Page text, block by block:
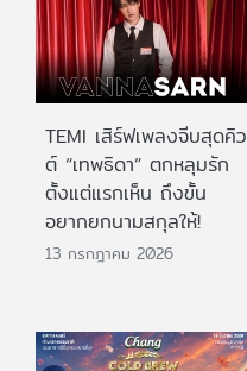
TEMI เสิร์ฟเพลงจีบสุดคิว
ต์ “เทพธิดา” ตกหลุมรัก
ตั้งแต่แรกเห็น ถึงขั้น
อยากยกนามสกุลให้!
13 กรกฎาคม 2026